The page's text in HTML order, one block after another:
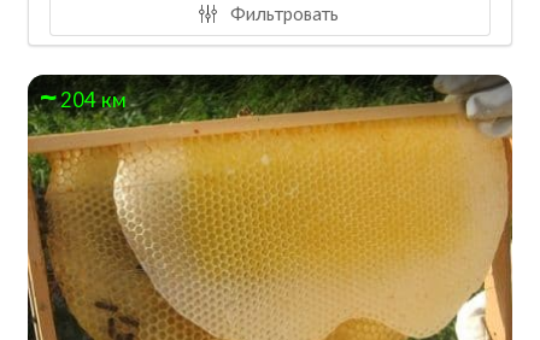
Фильтровать
204 км